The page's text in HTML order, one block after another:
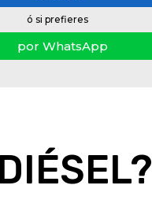
ó si prefieres
por WhatsApp